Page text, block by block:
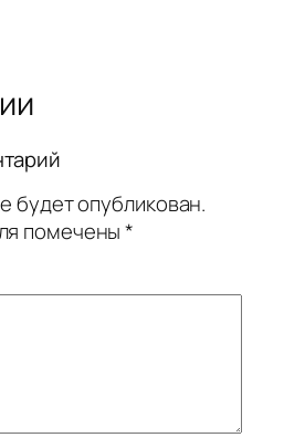
будет опубликован.
помечены*